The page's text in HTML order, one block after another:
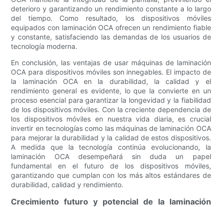
deterioro y garantizando un rendimiento constante a lo largo
del tiempo. Como resultado, los dispositivos móviles
equipados con laminación OCA ofrecen un rendimiento fiable
y constante, satisfaciendo las demandas de los usuarios de
tecnología moderna.
En conclusión, las ventajas de usar máquinas de laminación
OCA para dispositivos móviles son innegables. El impacto de
la laminación OCA en la durabilidad, la calidad y el
rendimiento general es evidente, lo que la convierte en un
proceso esencial para garantizar la longevidad y la fiabilidad
de los dispositivos móviles. Con la creciente dependencia de
los dispositivos móviles en nuestra vida diaria, es crucial
invertir en tecnologías como las máquinas de laminación OCA
para mejorar la durabilidad y la calidad de estos dispositivos.
A medida que la tecnología continúa evolucionando, la
laminación OCA desempeñará sin duda un papel
fundamental en el futuro de los dispositivos móviles,
garantizando que cumplan con los más altos estándares de
durabilidad, calidad y rendimiento.
Crecimiento futuro y potencial de la laminación